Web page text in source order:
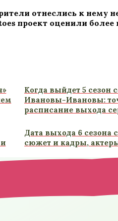
отнеслись к нему
проект оценили
Когда выйдет 5 сезон
Ивановы-Ивановы:
расписание выхода
Дата выхода 6 сезона
сюжет и кадры,